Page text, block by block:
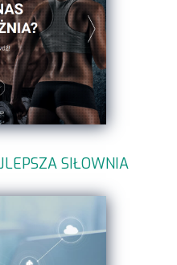
SIŁOWNIA